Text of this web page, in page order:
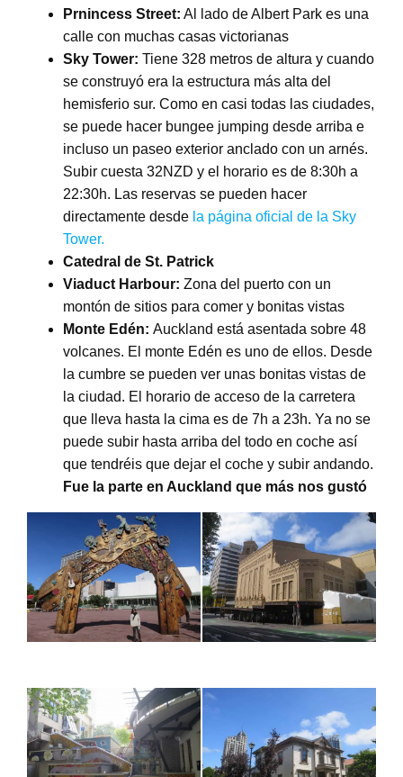
Prnincess Street: Al lado de Albert Park es una
calle con muchas casas victorianas
Sky Tower: Tiene 328 metros de altura y cuando
se construyó era la estructura más alta del
hemisferio sur. Como en casi todas las ciudades,
se puede hacer bungee jumping desde arriba e
incluso un paseo exterior anclado con un arnés.
Subir cuesta 32NZD y el horario es de 8:30h a
22:30h. Las reservas se pueden hacer
directamente desde la página oficial de la Sky
Tower.
Catedral de St. Patrick
Viaduct Harbour: Zona del puerto con un
montón de sitios para comer y bonitas vistas
Monte Edén: Auckland está asentada sobre 48
volcanes. El monte Edén es uno de ellos. Desde
la cumbre se pueden ver unas bonitas vistas de
la ciudad. El horario de acceso de la carretera
que lleva hasta la cima es de 7h a 23h. Ya no se
puede subir hasta arriba del todo en coche así
que tendréis que dejar el coche y subir andando.
Fue la parte en Auckland que más nos gustó